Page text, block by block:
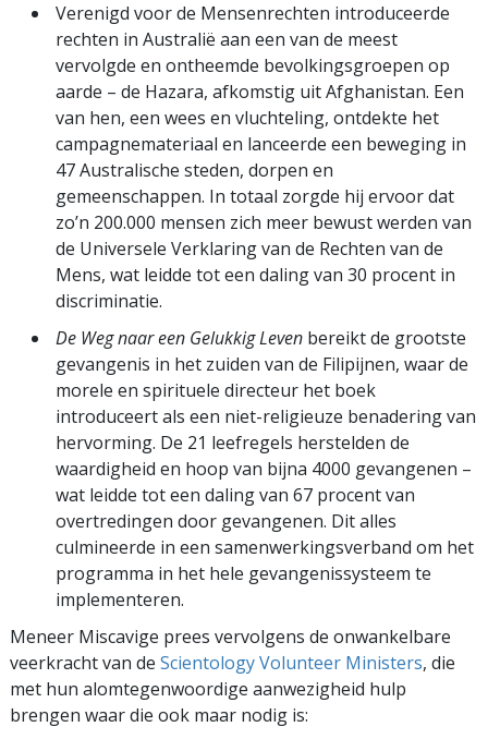
Verenigd voor de Mensenrechten introduceerde
rechten in Australië aan een van de meest
vervolgde en ontheemde bevolkingsgroepen op
aarde – de Hazara, afkomstig uit Afghanistan. Een
van hen, een wees en vluchteling, ontdekte het
campagnemateriaal en lanceerde een beweging in
47 Australische steden, dorpen en
gemeenschappen. In totaal zorgde hij ervoor dat
zo’n 200.000 mensen zich meer bewust werden van
de Universele Verklaring van de Rechten van de
Mens, wat leidde tot een daling van 30 procent in
discriminatie.
De Weg naar een Gelukkig Leven bereikt de grootste
gevangenis in het zuiden van de Filipijnen, waar de
morele en spirituele directeur het boek
introduceert als een niet-religieuze benadering van
hervorming. De 21 leefregels herstelden de
waardigheid en hoop van bijna 4000 gevangenen –
wat leidde tot een daling van 67 procent van
overtredingen door gevangenen. Dit alles
culmineerde in een samenwerkings­verband om het
programma in het hele gevangenissysteem te
implementeren.
Meneer Miscavige prees vervolgens de onwankelbare
veerkracht van de Scientology Volunteer Ministers, die
met hun alomtegenwoordige aanwezigheid hulp
brengen waar die ook maar nodig is: